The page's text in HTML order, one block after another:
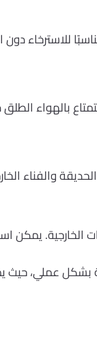
للاسترخاء دون
بالهواء
الخارجية. يمكن
بشكل عملي،